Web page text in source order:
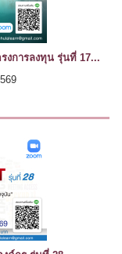
งการลงทุน รุ่นที่ 17...